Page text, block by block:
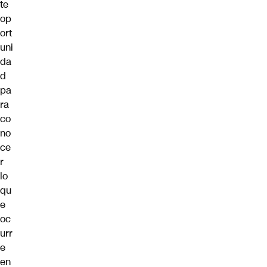
te
op
ort
uni
da
d
pa
ra
co
no
ce
r
lo
qu
e
oc
urr
e
en